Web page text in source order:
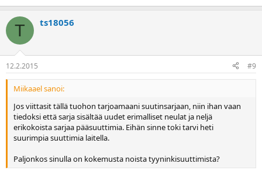
T ts18056
12.2.2015 #9
Miikaael sanoi:
Jos viittasit tällä tuohon tarjoamaani suutinsarjaan, niin ihan vaan
tiedoksi että sarja sisältää uudet erimalliset neulat ja neljä
erikokoista sarjaa pääsuuttimia. Eihän sinne toki tarvi heti
suurimpia suuttimia laitella.
Paljonkos sinulla on kokemusta noista tyyninkisuuttimista?